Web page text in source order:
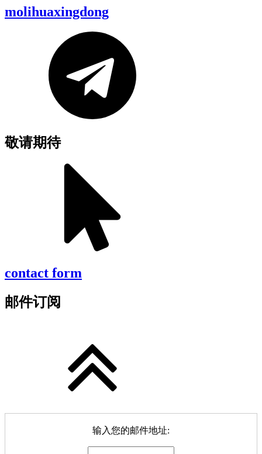
molihuaxingdong
敬请期待
contact form
邮件订阅
输入您的邮件地址: